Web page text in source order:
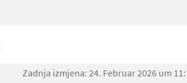
Zadnja izmjena: 24. Februar 2026 um